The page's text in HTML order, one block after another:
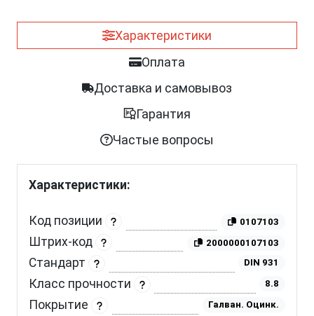
Характеристики
Оплата
Доставка и самовывоз
Гарантия
Частые вопросы
Характеристики:
Код позиции 0107103
Штрих-код 2000000107103
Стандарт DIN 931
Класс прочности 8.8
Покрытие Галван. Оцинк.